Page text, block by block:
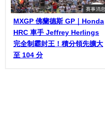
賽事消息
MXGP 佛蘭德斯 GP｜Honda
HRC 車手 Jeffrey Herlings
完全制霸封王！積分領先擴大
至 104 分